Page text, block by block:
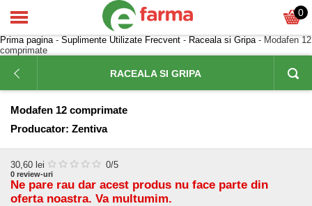
0
Prima pagina- Suplimente Utilizate Frecvent - Raceala si Gripa- Modafen 12
comprimate
RACEALA SI GRIPA
Modafen 12 comprimate
Producator: Zentiva
30,60 lei 0/5
0 review-uri
Ne pare rau dar acest produs nu face parte din
oferta noastra. Va multumim.